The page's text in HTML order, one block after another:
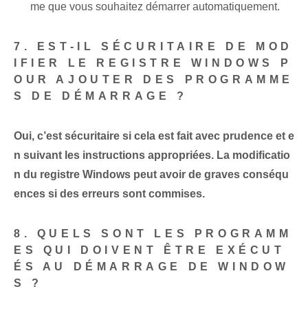
me que vous souhaitez démarrer automatiquement.
7. EST-IL SÉCURITAIRE DE MOD
IFIER LE REGISTRE WINDOWS P
OUR AJOUTER DES PROGRAMME
S DE DÉMARRAGE ?
Oui, c’est sécuritaire si cela est fait avec prudence et e
n suivant les instructions appropriées. La modificatio
n du registre Windows peut avoir de graves conséqu
ences si des erreurs sont commises.
8. QUELS SONT LES PROGRAMM
ES QUI DOIVENT ÊTRE EXÉCUT
ÉS AU DÉMARRAGE DE WINDOW
S ?